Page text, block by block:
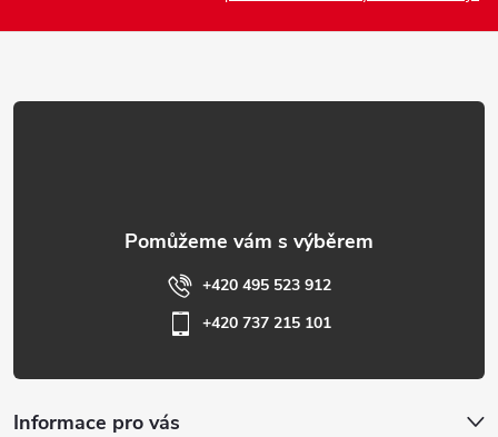
a
t
Informace pro vás
+420 495 523 912
+420 737 215 101